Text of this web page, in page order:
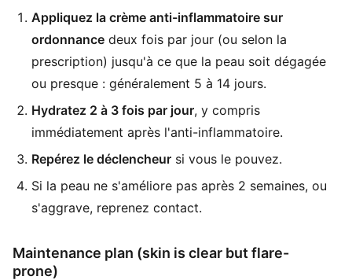
Appliquez la crème anti-inflammatoire sur
ordonnance deux fois par jour (ou selon la
prescription) jusqu'à ce que la peau soit dégagée
ou presque : généralement 5 à 14 jours.
Hydratez 2 à 3 fois par jour, y compris
immédiatement après l'anti-inflammatoire.
Repérez le déclencheur si vous le pouvez.
Si la peau ne s'améliore pas après 2 semaines, ou
s'aggrave, reprenez contact.
Maintenance plan (skin is clear but flare-
prone)